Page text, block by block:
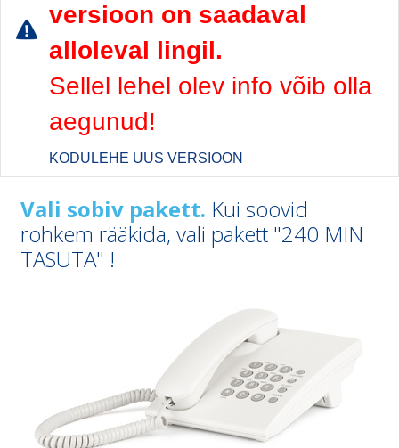
versioon on saadaval
alloleval lingil.
Sellel lehel olev info võib olla
aegunud!
KODULEHE UUS VERSIOON
Vali sobiv pakett. Kui soovid
rohkem rääkida, vali pakett "240 MIN
TASUTA" !